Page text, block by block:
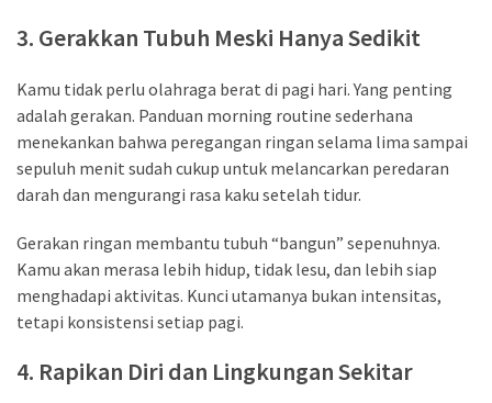
3. Gerakkan Tubuh Meski Hanya Sedikit
Kamu tidak perlu olahraga berat di pagi hari. Yang penting
adalah gerakan. Panduan morning routine sederhana
menekankan bahwa peregangan ringan selama lima sampai
sepuluh menit sudah cukup untuk melancarkan peredaran
darah dan mengurangi rasa kaku setelah tidur.
Gerakan ringan membantu tubuh “bangun” sepenuhnya.
Kamu akan merasa lebih hidup, tidak lesu, dan lebih siap
menghadapi aktivitas. Kunci utamanya bukan intensitas,
tetapi konsistensi setiap pagi.
4. Rapikan Diri dan Lingkungan Sekitar